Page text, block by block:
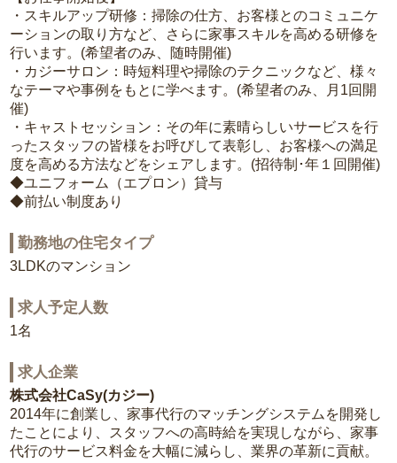
・スキルアップ研修：掃除の仕方、お客様とのコミュニケ
ーションの取り方など、さらに家事スキルを高める研修を
行います。(希望者のみ、随時開催)
・カジーサロン：時短料理や掃除のテクニックなど、様々
なテーマや事例をもとに学べます。(希望者のみ、月1回開
催)
・キャストセッション：その年に素晴らしいサービスを行
ったスタッフの皆様をお呼びして表彰し、お客様への満足
度を高める方法などをシェアします。(招待制･年１回開催)
◆ユニフォーム（エプロン）貸与
◆前払い制度あり
勤務地の住宅タイプ
3LDKのマンション
求人予定人数
1名
求人企業
株式会社CaSy(カジー)
2014年に創業し、家事代行のマッチングシステムを開発し
たことにより、スタッフへの高時給を実現しながら、家事
代行のサービス料金を大幅に減らし、業界の革新に貢献。